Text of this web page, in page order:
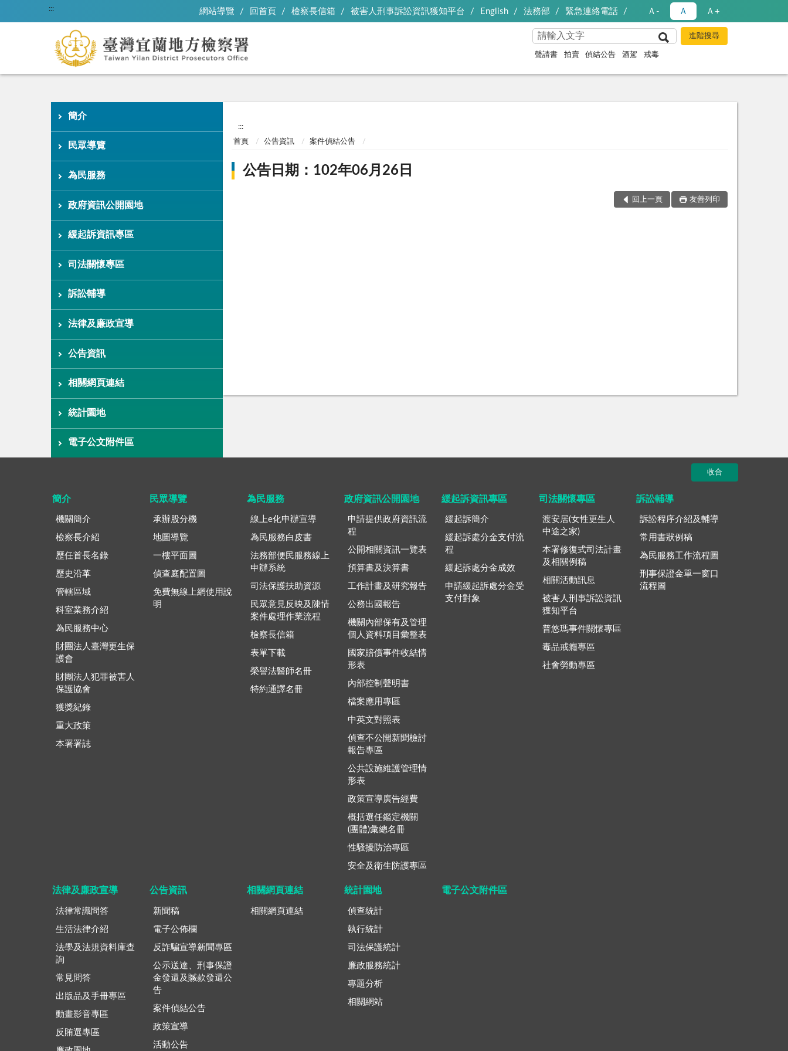
::: 網站導覽 回首頁 檢察長信箱 被害人刑事訴訟資訊獲知平台 English 法務部 緊急連絡電話 Ａ- Ａ Ａ+
聲請書 拍賣 偵結公告 酒駕 戒毒
簡介
民眾導覽
為民服務
政府資訊公開園地
緩起訴資訊專區
司法關懷專區
訴訟輔導
法律及廉政宣導
公告資訊
相關網頁連結
統計園地
電子公文附件區
:::
首頁 公告資訊 案件偵結公告
公告日期：102年06月26日
回上一頁 友善列印
收合
簡介
機關簡介
檢察長介紹
歷任首長名錄
歷史沿革
管轄區域
科室業務介紹
為民服務中心
財團法人臺灣更生保
護會
財團法人犯罪被害人
保護協會
獲獎紀錄
重大政策
本署署誌
民眾導覽
承辦股分機
地圖導覽
一樓平面圖
偵查庭配置圖
免費無線上網使用說
明
為民服務
線上e化申辦宣導
為民服務白皮書
法務部便民服務線上
申辦系統
司法保護扶助資源
民眾意見反映及陳情
案件處理作業流程
檢察長信箱
表單下載
榮譽法醫師名冊
特約通譯名冊
政府資訊公開園地
申請提供政府資訊流
程
公開相關資訊一覽表
預算書及決算書
工作計畫及研究報告
公務出國報告
機關內部保有及管理
個人資料項目彙整表
國家賠償事件收結情
形表
內部控制聲明書
檔案應用專區
中英文對照表
偵查不公開新聞檢討
報告專區
公共設施維護管理情
形表
政策宣導廣告經費
概括選任鑑定機關
(團體)彙總名冊
性騷擾防治專區
安全及衛生防護專區
緩起訴資訊專區
緩起訴簡介
緩起訴處分金支付流
程
緩起訴處分金成效
申請緩起訴處分金受
支付對象
司法關懷專區
渡安居(女性更生人
中途之家)
本署修復式司法計畫
及相關例稿
相關活動訊息
被害人刑事訴訟資訊
獲知平台
普悠瑪事件關懷專區
毒品戒癮專區
社會勞動專區
訴訟輔導
訴訟程序介紹及輔導
常用書狀例稿
為民服務工作流程圖
刑事保證金單一窗口
流程圖
法律及廉政宣導
法律常識問答
生活法律介紹
法學及法規資料庫查
詢
常見問答
出版品及手冊專區
動畫影音專區
反賄選專區
公告資訊
新聞稿
電子公佈欄
反詐騙宣導新聞專區
公示送達、刑事保證
金發還及贓款發還公
告
案件偵結公告
政策宣導
活動公告
相關網頁連結
相關網頁連結
統計園地
偵查統計
執行統計
司法保護統計
廉政服務統計
專題分析
相關網站
電子公文附件區